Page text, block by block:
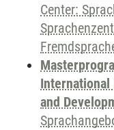
Center:
International
and